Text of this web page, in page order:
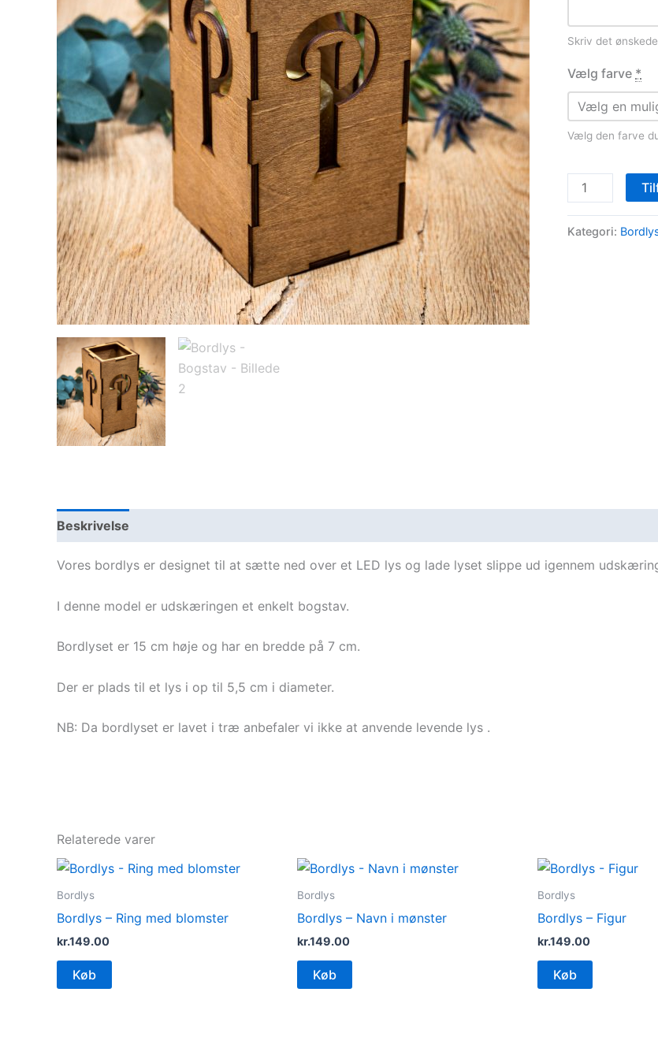
Skriv det
Vælg farve *
Vælg den farve
Bordlys
-
Bogstav
Kategori:
Beskrivelse
Vores bordlys er designet til at sætte ned over et LED lys og lade lyset slippe ud igennem
I denne model er udskæringen et enkelt bogstav.
Bordlyset er 15 cm høje og har en bredde på 7 cm.
Der er plads til et lys i op til 5,5 cm i diameter.
NB: Da bordlyset er lavet i træ anbefaler vi ikke at anvende levende lys .
Relaterede varer
Bordlys
Bordlys – Ring med blomster
kr.149.00
Køb
Bordlys
Bordlys – Navn i mønster
kr.149.00
Køb
Bordlys
Bordlys – Figur
kr.149.00
Køb